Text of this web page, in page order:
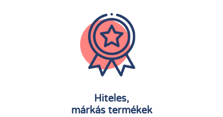
Hiteles,
márkás termékek